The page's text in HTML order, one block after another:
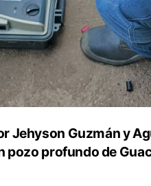
Jehyson Guzmán y
pozo profundo de